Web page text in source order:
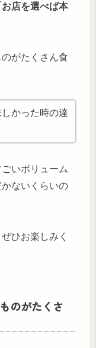
店を選べば本
がたくさん食
かった時の達
いボリューム
ないくらいの
ひお楽しみく
のがたくさ